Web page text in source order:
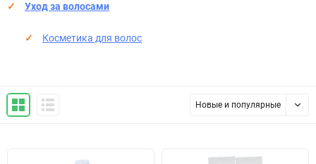
Уход за волосами
Косметика для волос
Новые и популярные